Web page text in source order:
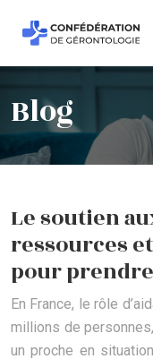
Blog
Le soutien
ressources
pour
En France, le rôle
millions de
un proche en